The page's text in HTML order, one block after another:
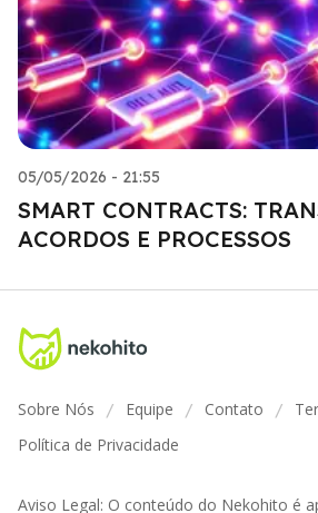
05/05/2026 - 21:55
SMART CONTRACTS:
ACORDOS E PROCESSOS
Sobre Nós / Equipe / Contato /
Política de Privacidade
Aviso Legal: O conteúdo do Nekohito é